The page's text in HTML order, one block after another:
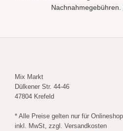
Nachnahmegebühren.
Mix Markt
Dülkener Str. 44-46
47804 Krefeld
* Alle Preise gelten nur für Onlineshop
inkl. MwSt, zzgl. Versandkosten